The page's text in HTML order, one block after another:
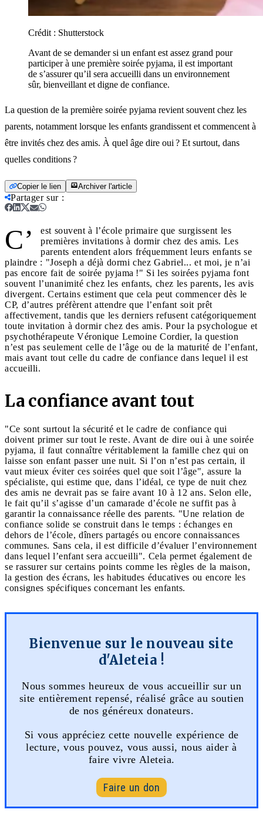
Crédit : Shutterstock
Avant de se demander si un enfant est assez grand pour
participer à une première soirée pyjama, il est important
de s’assurer qu’il sera accueilli dans un environnement
sûr, bienveillant et digne de confiance.
La question de la première soirée pyjama revient souvent chez les
parents, notamment lorsque les enfants grandissent et commencent à
être invités chez des amis. À quel âge dire oui ? Et surtout, dans
quelles conditions ?
Copier le lien Archiver l'article
Partager sur:
C’
est souvent à l’école primaire que surgissent les
premières invitations à dormir chez des amis. Les
parents entendent alors fréquemment leurs enfants se
plaindre : "Joseph a déjà dormi chez Gabriel... et moi, je n’ai
pas encore fait de soirée pyjama !" Si les soirées pyjama font
souvent l’unanimité chez les enfants, chez les parents, les avis
divergent. Certains estiment que cela peut commencer dès le
CP, d’autres préfèrent attendre que l’enfant soit prêt
affectivement, tandis que les derniers refusent catégoriquement
toute invitation à dormir chez des amis. Pour la psychologue et
psychothérapeute Véronique Lemoine Cordier, la question
n’est pas seulement celle de l’âge ou de la maturité de l’enfant,
mais avant tout celle du cadre de confiance dans lequel il est
accueilli.
La confiance avant tout
"Ce sont surtout la sécurité et le cadre de confiance qui
doivent primer sur tout le reste. Avant de dire oui à une soirée
pyjama, il faut connaître véritablement la famille chez qui on
laisse son enfant passer une nuit. Si l’on n’est pas certain, il
vaut mieux éviter ces soirées quel que soit l’âge", assure la
spécialiste, qui estime que, dans l’idéal, ce type de nuit chez
des amis ne devrait pas se faire avant 10 à 12 ans. Selon elle,
le fait qu’il s’agisse d’un camarade d’école ne suffit pas à
garantir la connaissance réelle des parents. "Une relation de
confiance solide se construit dans le temps : échanges en
dehors de l’école, dîners partagés ou encore connaissances
communes. Sans cela, il est difficile d’évaluer l’environnement
dans lequel l’enfant sera accueilli". Cela permet également de
se rassurer sur certains points comme les règles de la maison,
la gestion des écrans, les habitudes éducatives ou encore les
consignes spécifiques concernant les enfants.
Bienvenue sur le nouveau site
d'Aleteia !
Nous sommes heureux de vous accueillir sur un
site entièrement repensé, réalisé grâce au soutien
de nos généreux donateurs.
Si vous appréciez cette nouvelle expérience de
lecture, vous pouvez, vous aussi, nous aider à
faire vivre Aleteia.
Faire un don